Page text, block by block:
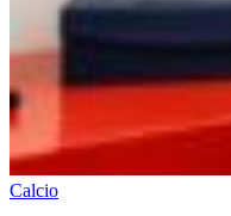
Calcio